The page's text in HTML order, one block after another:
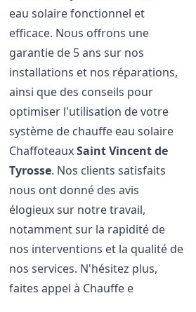
eau solaire fonctionnel et
efficace. Nous offrons une
garantie de 5 ans sur nos
installations et nos réparations,
ainsi que des conseils pour
optimiser l'utilisation de votre
système de chauffe eau solaire
ChaffoteauxSaint Vincent de
Tyrosse. Nos clients satisfaits
nous ont donné des avis
élogieux sur notre travail,
notamment sur la rapidité de
nos interventions et la qualité de
nos services. N'hésitez plus,
faites appel à Chauffe e